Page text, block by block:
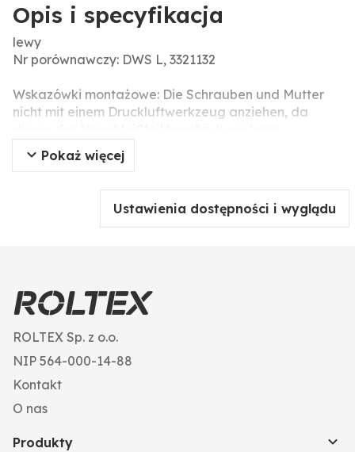
Opis i specyfikacja
lewy
Nr porównawczy: DWS L, 3321132
Wskazówki montażowe: Die Schrauben und Mutter
nicht mit einem Druckluftwerkzeug anziehen, da
(Spannungsrisse).
Pasujące śruby: 2 x 1801234KV
Pokaż więcej
Ustawienia dostępności i wyglądu
ROLTEX Sp. z o.o.
NIP 564-000-14-88
Kontakt
O nas
Produkty